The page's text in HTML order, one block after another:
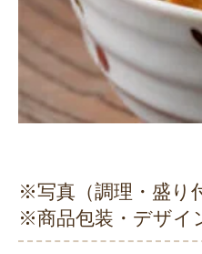
※写真（調理・盛り
※商品包装・デザイ